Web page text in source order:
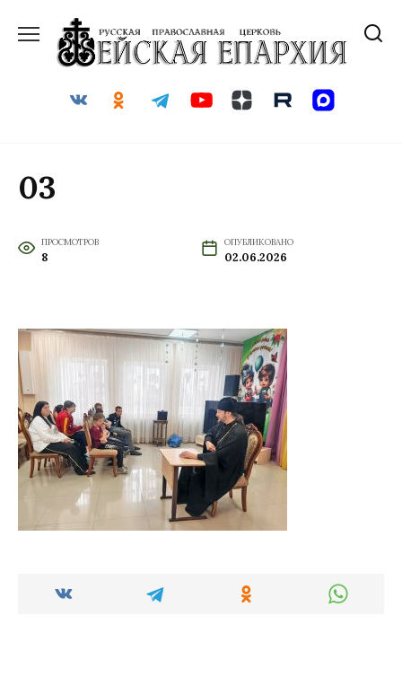
содержанию
03
ПРОСМОТРОВ
8
ОПУБЛИКОВАНО
02.06.2026